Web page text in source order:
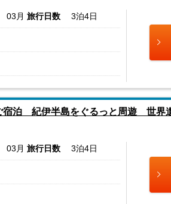
03月 旅行日数 3泊4日
宿泊 紀伊半島をぐるっと周遊 世界
03月 旅行日数 3泊4日